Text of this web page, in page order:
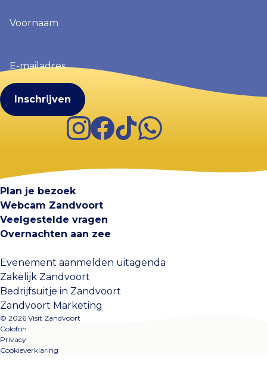
(Vereist)
mailadres
(Vereist)
InstagramFacebook
TikTokWhatsApp
Plan je bezoek
Webcam Zandvoort
Veelgestelde vragen
Overnachten aan zee
Evenement aanmelden uitagenda
Zakelijk Zandvoort
Bedrijfsuitje in Zandvoort
Zandvoort Marketing
© 2026 Visit Zandvoort
Colofon
Privacy
Cookieverklaring